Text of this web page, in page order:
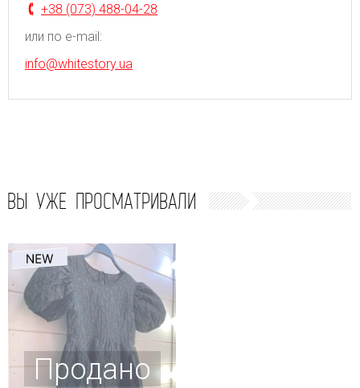
+38 (073) 488-04-28
или по e-mail:
info@whitestory.ua
ВЫ УЖЕ ПРОСМАТРИВАЛИ
Продано